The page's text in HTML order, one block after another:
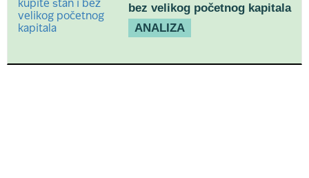
bez velikog početnog kapitala
ANALIZA